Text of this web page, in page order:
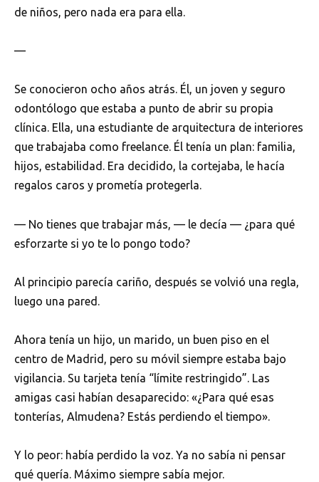
de niños, pero nada era para ella.
—
Se conocieron ocho años atrás. Él, un joven y seguro
odontólogo que estaba a punto de abrir su propia
clínica. Ella, una estudiante de arquitectura de interiores
que trabajaba como freelance. Él tenía un plan: familia,
hijos, estabilidad. Era decidido, la cortejaba, le hacía
regalos caros y prometía protegerla.
— No tienes que trabajar más, — le decía — ¿para qué
esforzarte si yo te lo pongo todo?
Al principio parecía cariño, después se volvió una regla,
luego una pared.
Ahora tenía un hijo, un marido, un buen piso en el
centro de Madrid, pero su móvil siempre estaba bajo
vigilancia. Su tarjeta tenía “límite restringido”. Las
amigas casi habían desaparecido: «¿Para qué esas
tonterías, Almudena? Estás perdiendo el tiempo».
Y lo peor: había perdido la voz. Ya no sabía ni pensar
qué quería. Máximo siempre sabía mejor.